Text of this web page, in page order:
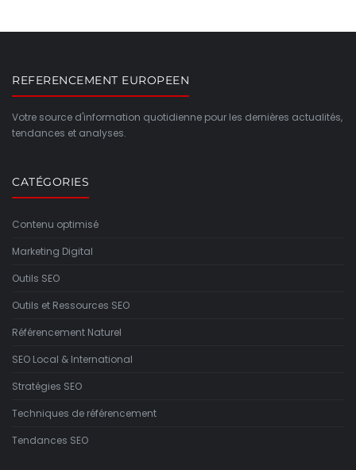
REFERENCEMENT EUROPEEN
Votre source d'information quotidienne pour les dernières actualités,
tendances et analyses.
CATÉGORIES
Contenu optimisé
Marketing Digital
Outils SEO
Outils et Ressources SEO
Référencement Naturel
SEO Local & International
Stratégies SEO
Techniques de référencement
Tendances SEO